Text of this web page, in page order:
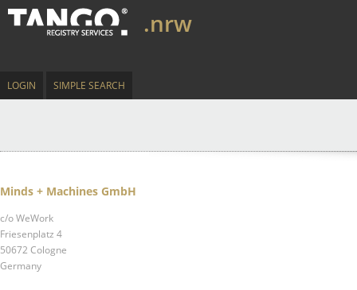
.nrw
LOGIN SIMPLE SEARCH
Minds + Machines GmbH
c/o WeWork
Friesenplatz 4
50672 Cologne
Germany